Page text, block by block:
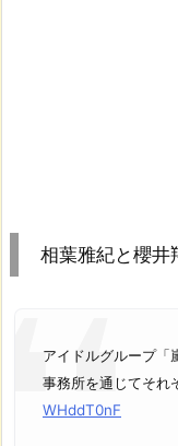
相葉雅紀と櫻井
アイドルグループ「
事務所を通じてそれ
WHddT0nF